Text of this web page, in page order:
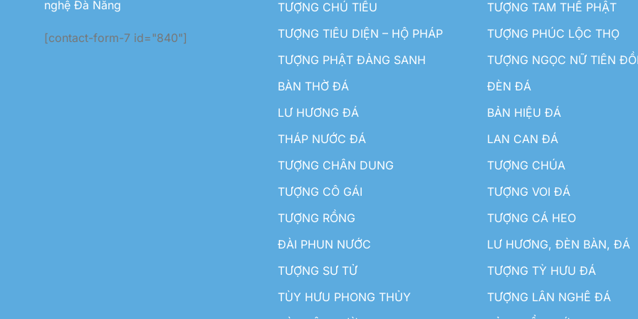
nghệ Đà Nẵng
[contact-form-7 id="840"]
TƯỢNG CHÚ TIỂU
TƯỢNG TAM THẾ PHẬT
TƯỢNG TIÊU DIỆN – HỘ PHÁP
TƯỢNG PHÚC LỘC THỌ
TƯỢNG PHẬT ĐẢNG SANH
TƯỢNG NGỌC NỮ TIÊN
BÀN THỜ ĐÁ
ĐÈN ĐÁ
LƯ HƯƠNG ĐÁ
BẢN HIỆU ĐÁ
THÁP NƯỚC ĐÁ
LAN CAN ĐÁ
TƯỢNG CHÂN DUNG
TƯỢNG CHÚA
TƯỢNG CÔ GÁI
TƯỢNG VOI ĐÁ
TƯỢNG RỒNG
TƯỢNG CÁ HEO
ĐÀI PHUN NƯỚC
LƯ HƯƠNG, ĐÈN BÀN, ĐÁ
TƯỢNG SƯ TỬ
TƯỢNG TỲ HƯU ĐÁ
TÙY HƯU PHONG THỦY
TƯỢNG LÂN NGHÊ ĐÁ